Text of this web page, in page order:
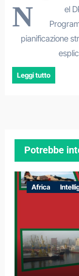
N
el
pianificazione
Leggi tutto
Potrebbe
Africa